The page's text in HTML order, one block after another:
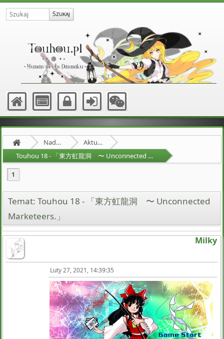
Nadprzyrodzona Granica
Aktualności
Touhou 18 - 「東方虹龍洞 〜 Unconnected Marketeers.」
1
Temat: Touhou 18 - 「東方虹龍洞 〜 Unconnected
Marketeers.」
Milky
Luty 27, 2021, 14:39:35